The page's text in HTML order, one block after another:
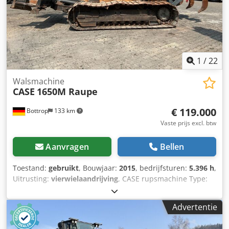
Dcjdpoynq Dbjfx Am Hjk Hogedrukcapaciteit: 122 l/min -
130 bar Vacuümpomp: Samson Afstandsbediening: ?
1 /22
Bottrop 133 km
Walsmachine
CASE 1650M Raupe
€ 119.000
Vaste prijs excl. btw
Aanvragen Bellen
Toestand: gebruikt, Bouwjaar: 2015, bedrijfsturen: 5.396 h,
Uitrusting: vierwielaandrijving, CASE rupsmachine Type:
1650M Leeggewicht: 19.200 kg Vermogen: 122 kW
Bedrijfsuren: 5.396 Uitrusting: - Stoelverwarming
Dodozhyrmopfx Am Heck - Airconditioning - Radio -
Achterop ripper met 3 tanden - Voorste
Advertentie